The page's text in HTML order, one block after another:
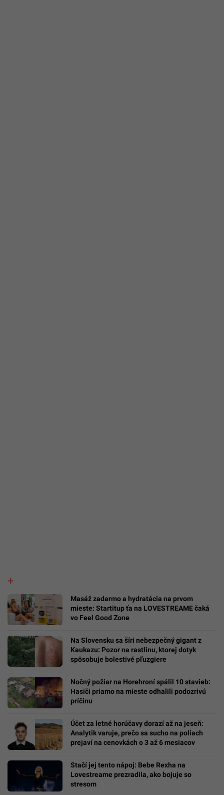
Masáž zadarmo a hydratácia na prvom
mieste: Startitup ťa na LOVESTREAME čaká
vo Feel Good Zone
Na Slovensku sa šíri nebezpečný gigant z
Kaukazu: Pozor na rastlinu, ktorej dotyk
spôsobuje bolestivé pľuzgiere
Nočný požiar na Horehroní spálil 10 stavieb:
Hasiči priamo na mieste odhalili podozrivú
príčinu
Účet za letné horúčavy dorazí až na jeseň:
Analytik varuje, prečo sa sucho na poliach
prejaví na cenovkách o 3 až 6 mesiacov
Stačí jej tento nápoj: Bebe Rexha na
Lovestreame prezradila, ako bojuje so
stresom